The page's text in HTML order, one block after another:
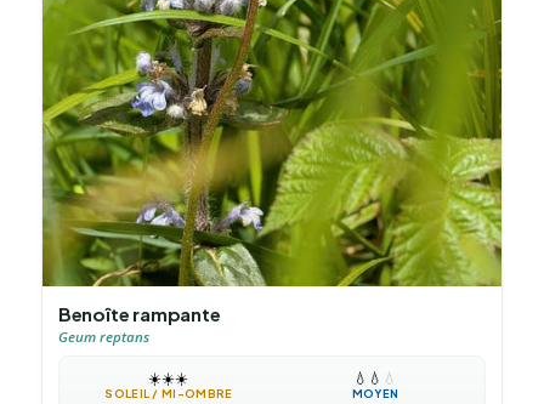
Benoîte rampante
Geum reptans
☀️☀️☀️
SOLEIL / MI-OMBRE
💧 💧 💧
MOYEN